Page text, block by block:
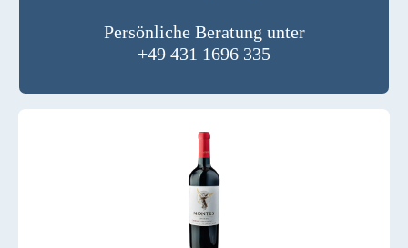
Persönliche Beratung unter
+49 431 1696 335